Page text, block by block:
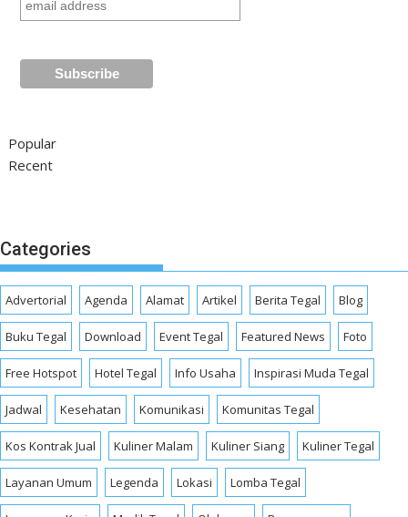
Popular
Recent
Categories
Advertorial Agenda Alamat Artikel Berita Tegal Blog
Buku Tegal Download Event Tegal Featured News Foto
Free Hotspot Hotel Tegal Info Usaha Inspirasi Muda Tegal
Jadwal Kesehatan Komunikasi Komunitas Tegal
Kos Kontrak Jual Kuliner Malam Kuliner Siang Kuliner Tegal
Layanan Umum Legenda Lokasi Lomba Tegal